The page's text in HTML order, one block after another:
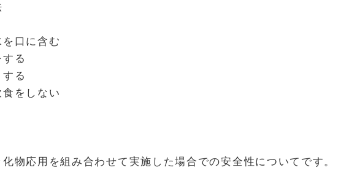
口に含む
る
る
をしない
物応用を組み合わせて実施した場合での安全性についてです。